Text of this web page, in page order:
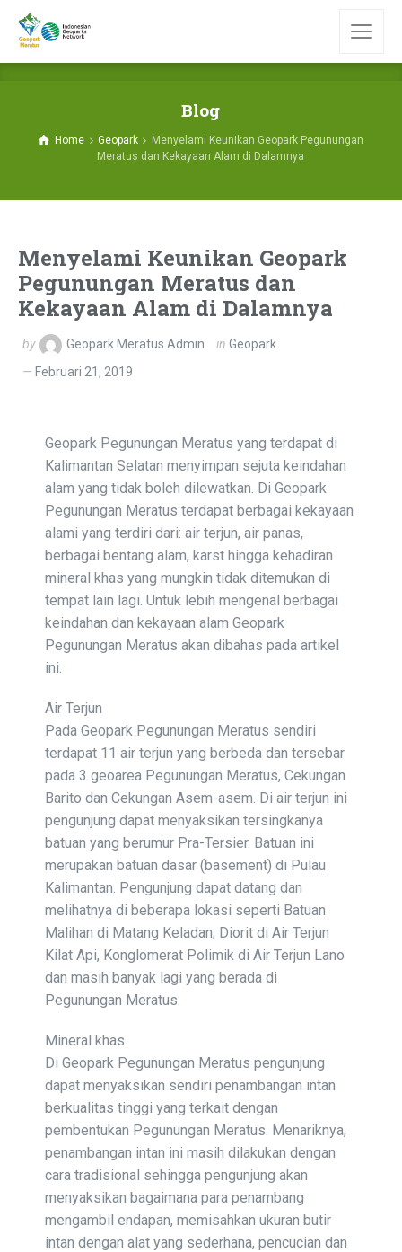
Blog
Home Geopark
Menyelami Keunikan Geopark Pegunungan
Meratus dan Kekayaan Alam di Dalamnya
Menyelami Keunikan Geopark
Pegunungan Meratus dan
Kekayaan Alam di Dalamnya
by Geopark Meratus Admin in Geopark
Februari 21, 2019
Geopark Pegunungan Meratus yang terdapat di
Kalimantan Selatan menyimpan sejuta keindahan
alam yang tidak boleh dilewatkan. Di Geopark
Pegunungan Meratus terdapat berbagai kekayaan
alami yang terdiri dari: air terjun, air panas,
berbagai bentang alam, karst hingga kehadiran
mineral khas yang mungkin tidak ditemukan di
tempat lain lagi. Untuk lebih mengenal berbagai
keindahan dan kekayaan alam Geopark
Pegunungan Meratus akan dibahas pada artikel
ini.
Air Terjun
Pada Geopark Pegunungan Meratus sendiri
terdapat 11 air terjun yang berbeda dan tersebar
pada 3 geoarea Pegunungan Meratus, Cekungan
Barito dan Cekungan Asem-asem. Di air terjun ini
pengunjung dapat menyaksikan tersingkanya
batuan yang berumur Pra-Tersier. Batuan ini
merupakan batuan dasar (basement) di Pulau
Kalimantan. Pengunjung dapat datang dan
melihatnya di beberapa lokasi seperti Batuan
Malihan di Matang Keladan, Diorit di Air Terjun
Kilat Api, Konglomerat Polimik di Air Terjun Lano
dan masih banyak lagi yang berada di
Pegunungan Meratus.
Mineral khas
Di Geopark Pegunungan Meratus pengunjung
dapat menyaksikan sendiri penambangan intan
berkualitas tinggi yang terkait dengan
pembentukan Pegunungan Meratus. Menariknya,
penambangan intan ini masih dilakukan dengan
cara tradisional sehingga pengunjung akan
menyaksikan bagaimana para penambang
mengambil endapan, memisahkan ukuran butir
intan dengan alat yang sederhana, pencucian dan